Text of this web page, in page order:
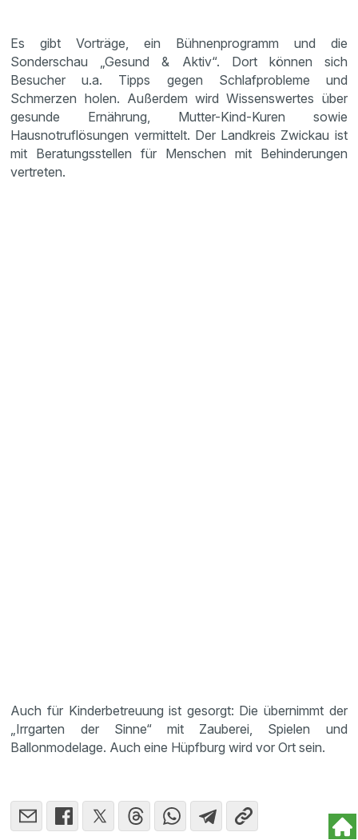
Es gibt Vorträge, ein Bühnenprogramm und die
Sonderschau „Gesund & Aktiv“. Dort können sich
Besucher u.a. Tipps gegen Schlafprobleme und
Schmerzen holen. Außerdem wird Wissenswertes über
gesunde Ernährung, Mutter-Kind-Kuren sowie
Hausnotruflösungen vermittelt. Der Landkreis Zwickau ist
mit Beratungsstellen für Menschen mit Behinderungen
vertreten.
Auch für Kinderbetreuung ist gesorgt: Die übernimmt der
„Irrgarten der Sinne“ mit Zauberei, Spielen und
Ballonmodelage. Auch eine Hüpfburg wird vor Ort sein.